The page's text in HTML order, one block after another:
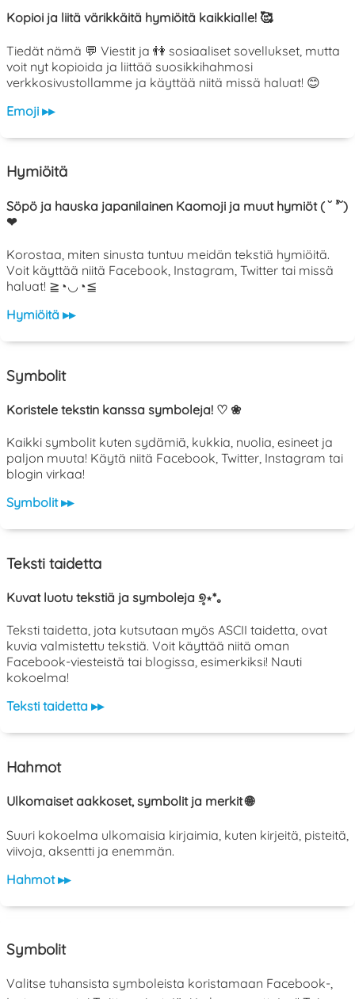
Kopioi ja liitä värikkäitä hymiöitä kaikkialle! 🥰
Tiedät nämä 💬 Viestit ja 👫 sosiaaliset sovellukset, mutta
voit nyt kopioida ja liittää suosikkihahmosi
verkkosivustollamme ja käyttää niitä missä haluat! 😊
Emoji ▸▸
Hymiöitä
Söpö ja hauska japanilainen Kaomoji ja muut hymiöt ( ˘ ³˘)
❤
Korostaa, miten sinusta tuntuu meidän tekstiä hymiöitä.
Voit käyttää niitä Facebook, Instagram, Twitter tai missä
haluat! ≧◔◡◔≦
Hymiöitä ▸▸
Symbolit
Koristele tekstin kanssa symboleja! ♡ ❀
Kaikki symbolit kuten sydämiä, kukkia, nuolia, esineet ja
paljon muuta! Käytä niitä Facebook, Twitter, Instagram tai
blogin virkaa!
Symbolit ▸▸
Teksti taidetta
Kuvat luotu tekstiä ja symboleja ୭̥⋆*｡
Teksti taidetta, jota kutsutaan myös ASCII taidetta, ovat
kuvia valmistettu tekstiä. Voit käyttää niitä oman
Facebook-viesteistä tai blogissa, esimerkiksi! Nauti
kokoelma!
Teksti taidetta ▸▸
Hahmot
Ulkomaiset aakkoset, symbolit ja merkit 🌐
Suuri kokoelma ulkomaisia kirjaimia, kuten kirjeitä, pisteitä,
viivoja, aksentti ja enemmän.
Hahmot ▸▸
Symbolit
Valitse tuhansista symboleista koristamaan Facebook-,